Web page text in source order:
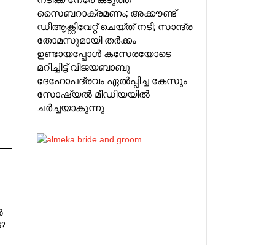
സൈബറാക്രമണം; അക്കൗണ്ട്‌
ഡീആക്റ്റിവേറ്റ് ചെയ്ത് നടി; സാന്ദ്ര
തോമസുമായി തര്‍ക്കം
ഉണ്ടായപ്പോള്‍ കസേരയോടെ
മറിച്ചിട്ട് വിജയബാബു
ദേഹോപദ്രവം ഏല്‍പ്പിച്ച കേസും
സോഷ്യല്‍ മീഡിയയില്‍
ചര്‍ച്ചയാകുന്നു